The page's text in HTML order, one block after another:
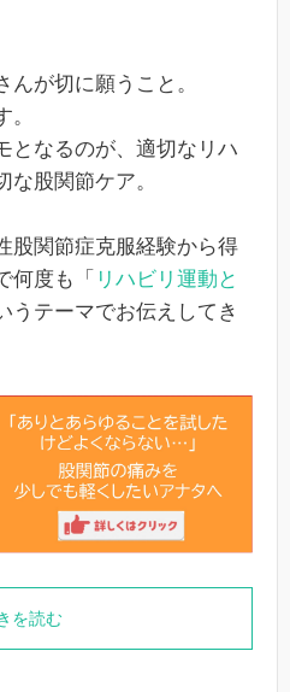
が切に願うこと。
となるのが、適切なリハ
な股関節ケア。
股関節症克服経験から得
何度も「 リハビリ運動と
うテーマでお伝えしてき
を読む